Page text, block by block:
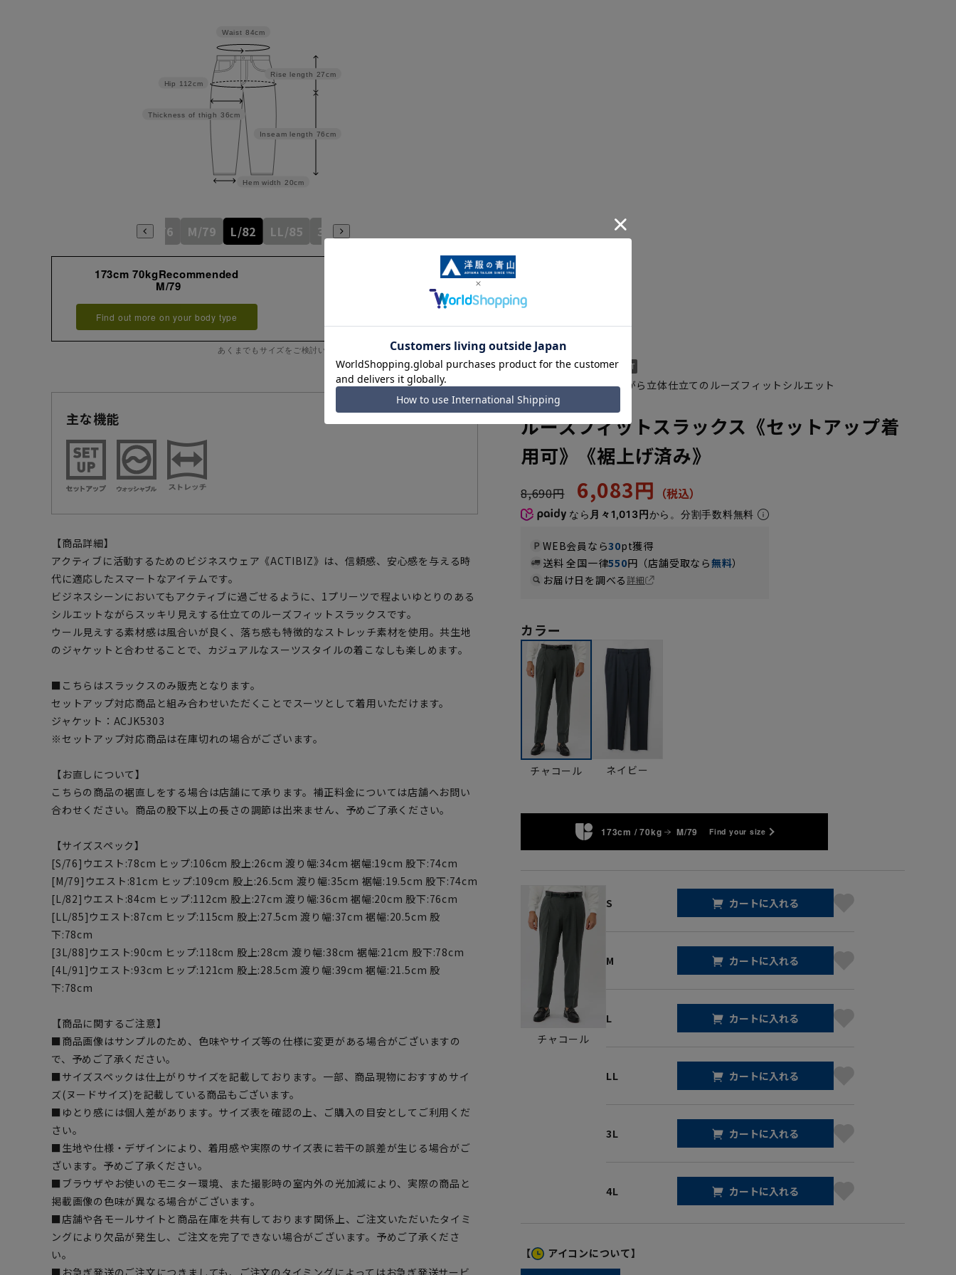
Inseam length 76cm
Rise length 27cm
Hem width 20cm
Thickness of thigh 36cm
Hip 112cm
Waist 84cm
S/76 M/79 L/82 LL/85 3L/88
173cm 70kgRecommended
M/79
Find out more on your body type
あくまでもサイズをご検討いただく際の目安となります。
主な機能
【商品詳細】
アクティブに活動するためのビジネスウェア《ACTIBIZ》は、信頼感、安心感を与える時
代に適応したスマートなアイテムです。
ビジネスシーンにおいてもアクティブに過ごせるように、1プリーツで程よいゆとりのある
シルエットながらスッキリ見えする仕立てのルーズフィットスラックスです。
ウール見えする素材感は風合いが良く、落ち感も特徴的なストレッチ素材を使用。共生地
のジャケットと合わせることで、カジュアルなスーツスタイルの着こなしも楽しめます。
■こちらはスラックスのみ販売となります。
セットアップ対応商品と組み合わせいただくことでスーツとして着用いただけます。
ジャケット：ACJK5303
※セットアップ対応商品は在庫切れの場合がございます。
【お直しについて】
こちらの商品の裾直しをする場合は店舗にて承ります。補正料金については店舗へお問い
合わせください。商品の股下以上の長さの調節は出来ません、予めご了承ください。
【サイズスペック】
[S/76]ウエスト:78cm ヒップ:106cm 股上:26cm 渡り幅:34cm 裾幅:19cm 股下:74cm
[M/79]ウエスト:81cm ヒップ:109cm 股上:26.5cm 渡り幅:35cm 裾幅:19.5cm 股下:74cm
[L/82]ウエスト:84cm ヒップ:112cm 股上:27cm 渡り幅:36cm 裾幅:20cm 股下:76cm
[LL/85]ウエスト:87cm ヒップ:115cm 股上:27.5cm 渡り幅:37cm 裾幅:20.5cm 股
下:78cm
[3L/88]ウエスト:90cm ヒップ:118cm 股上:28cm 渡り幅:38cm 裾幅:21cm 股下:78cm
[4L/91]ウエスト:93cm ヒップ:121cm 股上:28.5cm 渡り幅:39cm 裾幅:21.5cm 股
下:78cm
【商品に関するご注意】
■商品画像はサンプルのため、色味やサイズ等の仕様に変更がある場合がございますの
で、予めご了承ください。
■サイズスペックは仕上がりサイズを記載しております。一部、商品現物におすすめサイ
ズ(ヌードサイズ)を記載している商品もございます。
■ゆとり感には個人差があります。サイズ表を確認の上、ご購入の目安としてご利用くだ
さい。
■生地や仕様・デザインにより、着用感や実際のサイズ表に若干の誤差が生じる場合がご
ざいます。予めご了承ください。
■ブラウザやお使いのモニター環境、また撮影時の室内外の光加減により、実際の商品と
掲載画像の色味が異なる場合がございます。
■店舗や各モールサイトと商品在庫を共有しております関係上、ご注文いただいたタイミ
ングにより欠品が発生し、ご注文を完了できない場合がございます。予めご了承くださ
い。
リラックス感がありながら立体仕立てのルーズフィットシルエット
ACPT5303-31
ルーズフィットスラックス《セットアップ着
用可》《裾上げ済み》
8,690円 6,083円
なら 月々1,013円から。分割手数料無料
WEB会員なら30pt獲得
送料 全国一律550円（店舗受取なら無料）
お届け日を調べる詳細
カラー
チャコール ネイビー
173cm / 70kg M/79 Find your size
チャコール
S カートに入れる
M カートに入れる
L カートに入れる
LL カートに入れる
3L カートに入れる
4L カートに入れる
【 アイコンについて】